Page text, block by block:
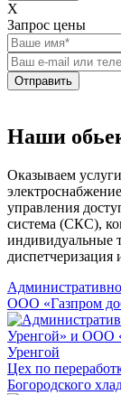
X
Запрос цены
Отправить
Наши
Оказываем
управления
система (СКС),
индивидуальные
ООО «Газпром
Цех по
Богородского